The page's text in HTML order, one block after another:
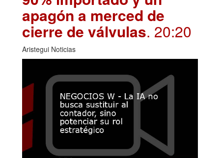
apagón a merced de
cierre de válvulas. 20:20
Aristegui Noticias